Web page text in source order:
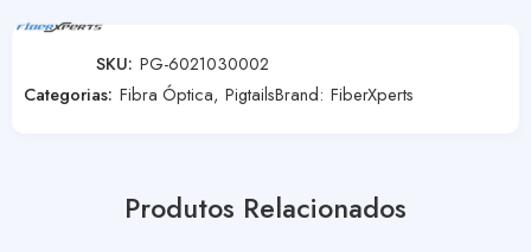
SKU: PG-6021030002
Categorias: Fibra Óptica, PigtailsBrand: FiberXperts
Produtos Relacionados